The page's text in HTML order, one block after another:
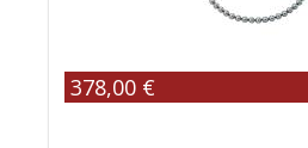
378,00 €